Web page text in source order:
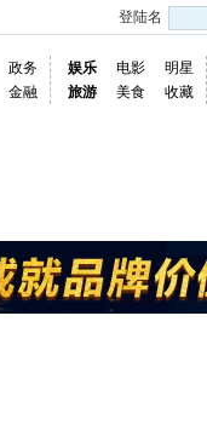
登陆名
政务
金融
娱乐 电影
明星
旅游
美食 收藏